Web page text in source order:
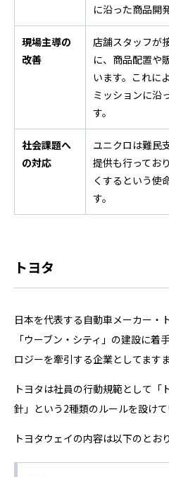
に沿った商品開
現場主導の
改善
店舗スタッフが
に、商品配置や
います。これに
ミッションに沿
す。
社会課題へ
の対応
ユニクロは難民
提供も行ってお
くするという使
す。
トヨタ
日本を代表する自動車メーカー・
「ウーブン・シティ」の建設に着
ロジーを牽引する企業としてます
トヨタは社員の行動規範として「
針」という2種類のルールを設けて
トヨタウェイの内容は以下のとお